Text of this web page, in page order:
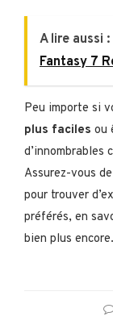
A lire aussi :
Fantasy 7
Peu importe si
plus faciles ou
d’innombrables
Assurez-vous
pour trouver
préférés, en
bien plus encore.